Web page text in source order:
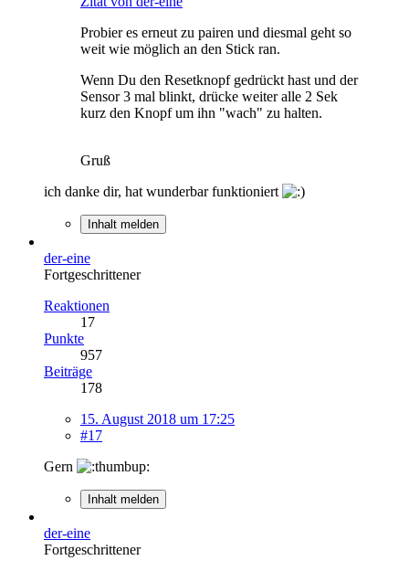
Probier es erneut zu pairen und diesmal geht so
weit wie möglich an den Stick ran.
Wenn Du den Resetknopf gedrückt hast und der
Sensor 3 mal blinkt, drücke weiter alle 2 Sek
kurz den Knopf um ihn "wach" zu halten.
Gruß
ich danke dir, hat wunderbar funktioniert
Inhalt melden
der-eine
Fortgeschrittener
Reaktionen
17
Punkte
957
Beiträge
178
15. August 2018 um 17:25
#17
Gern
Inhalt melden
der-eine
Fortgeschrittener